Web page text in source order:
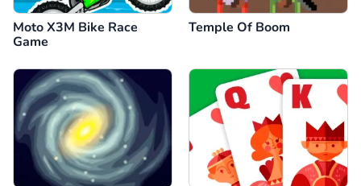
Moto X3M Bike Race
Game
Temple Of Boom